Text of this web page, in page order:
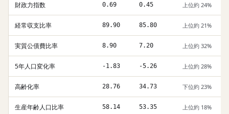
財政力指数 0.69 0.45 上位約 24%
経常収支比率 89.90 85.80 上位約 21%
実質公債費比率 8.90 7.20 上位約 32%
5年人口変化率 -1.83 -5.26 上位約 28%
高齢化率 28.76 34.73 下位約 23%
生産年齢人口比率 58.14 53.35 上位約 18%